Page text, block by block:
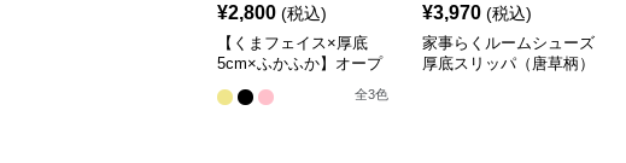
¥2,800 (税込)
【くまフェイス×厚底
5cm×ふかふか】オープ
通気・静音・滑り止め｜
全3色
¥3,970 (税込)
家事らくルームシューズ
厚底スリッパ（唐草柄）